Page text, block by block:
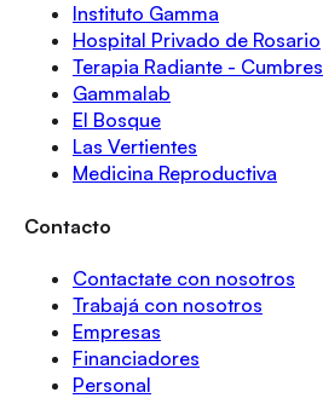
Instituto Gamma
Hospital Privado de Rosario
Terapia Radiante - Cumbres
Gammalab
El Bosque
Las Vertientes
Medicina Reproductiva
Contacto
Contactate con nosotros
Trabajá con nosotros
Empresas
Financiadores
Personal